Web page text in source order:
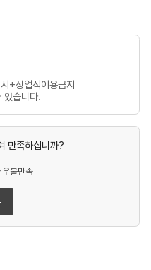
+상업적이용금지
있습니다.
만족하십니까?
우불만족